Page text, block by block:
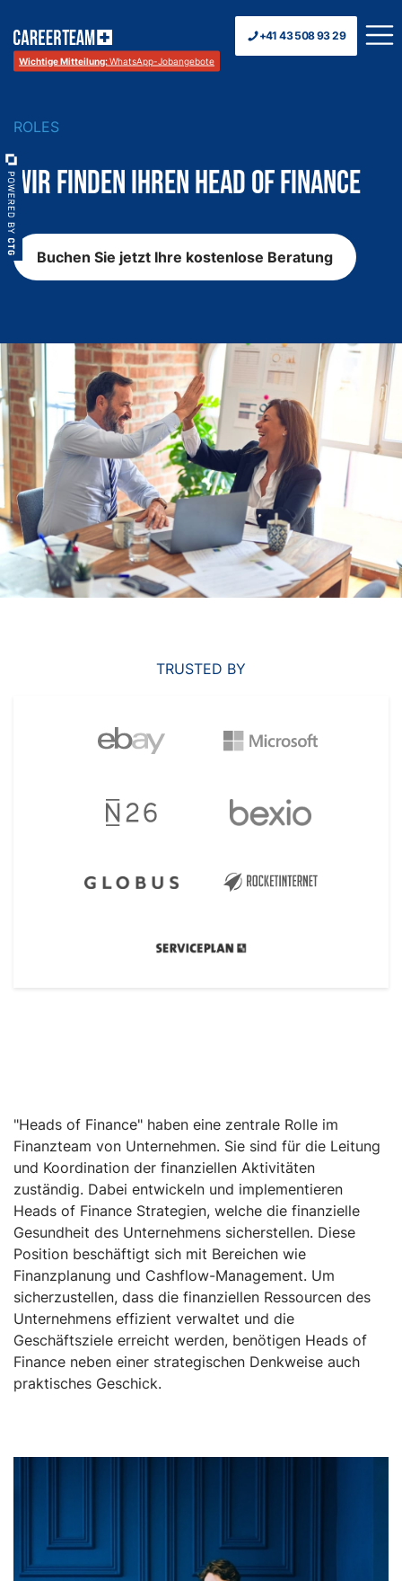
+41 43 508 93 29
Wichtige Mitteilung:WhatsApp-Jobangebote
ROLES
Wir finden Ihren Head of Finance
Buchen Sie jetzt Ihre kostenlose Beratung
TRUSTED BY
"Heads of Finance" haben eine zentrale Rolle im
Finanzteam von Unternehmen. Sie sind für die Leitung
und Koordination der finanziellen Aktivitäten
zuständig. Dabei entwickeln und implementieren
Heads of Finance Strategien, welche die finanzielle
Gesundheit des Unternehmens sicherstellen. Diese
Position beschäftigt sich mit Bereichen wie
Finanzplanung und Cashflow-Management. Um
sicherzustellen, dass die finanziellen Ressourcen des
Unternehmens effizient verwaltet und die
Geschäftsziele erreicht werden, benötigen Heads of
Finance neben einer strategischen Denkweise auch
praktisches Geschick.